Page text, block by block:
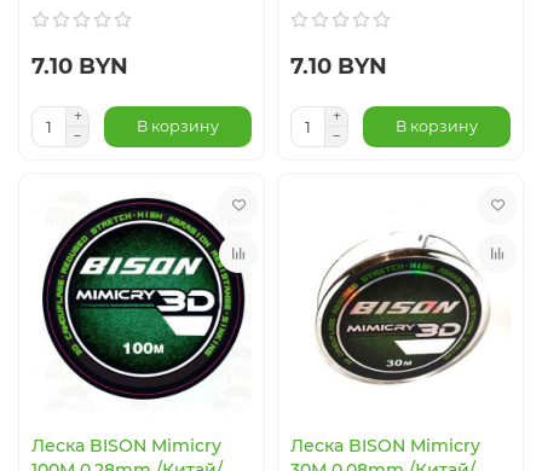
7.10 BYN
В корзину
7.10 BYN
В корзину
Леска BISON Mimicry
Леска BISON Mimicry